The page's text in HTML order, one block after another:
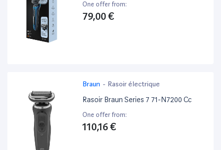
One offer from:
79,00 €
Braun - Rasoir électrique
Rasoir Braun Series 7 71-N7200 Cc
One offer from:
110,16 €